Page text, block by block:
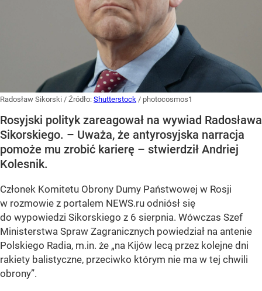
Radosław Sikorski / Źródło: Shutterstock / photocosmos1
Rosyjski polityk zareagował na wywiad Radosława
Sikorskiego. – Uważa, że antyrosyjska narracja
pomoże mu zrobić karierę – stwierdził Andriej
Kolesnik.
Członek Komitetu Obrony Dumy Państwowej w Rosji
w rozmowie z portalem NEWS.ru odniósł się
do wypowiedzi Sikorskiego z 6 sierpnia. Wówczas Szef
Ministerstwa Spraw Zagranicznych powiedział na antenie
Polskiego Radia, m.in. że „na Kijów lecą przez kolejne dni
rakiety balistyczne, przeciwko którym nie ma w tej chwili
obrony”.